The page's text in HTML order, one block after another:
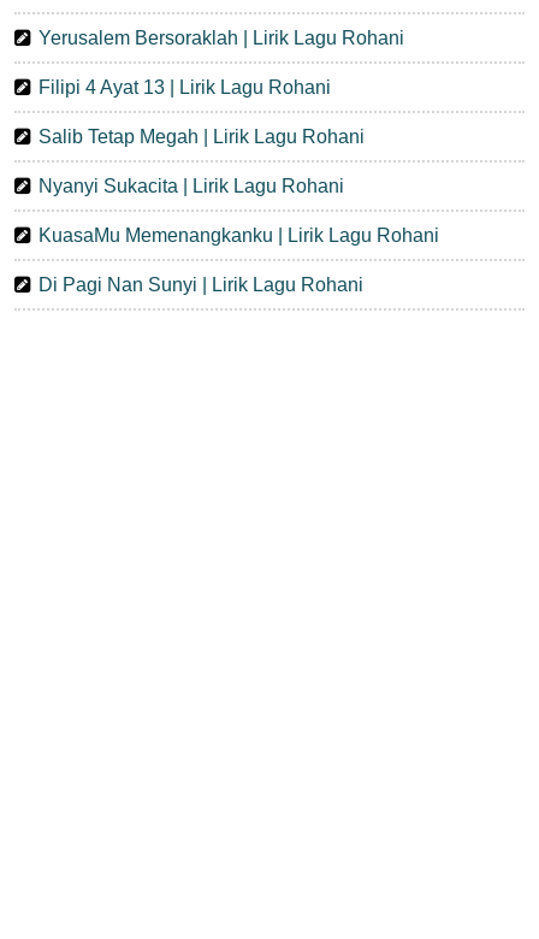
Yerusalem Bersoraklah | Lirik Lagu Rohani
Filipi 4 Ayat 13 | Lirik Lagu Rohani
Salib Tetap Megah | Lirik Lagu Rohani
Nyanyi Sukacita | Lirik Lagu Rohani
KuasaMu Memenangkanku | Lirik Lagu Rohani
Di Pagi Nan Sunyi | Lirik Lagu Rohani